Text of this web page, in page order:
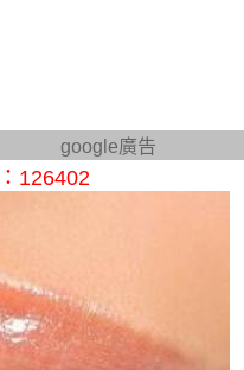
google廣告
126402